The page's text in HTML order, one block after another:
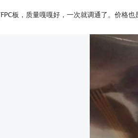
板，质量嘎嘎好，一次就调通了。价格